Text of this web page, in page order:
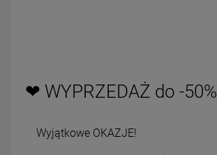
❤ WYPRZEDAŻ do -50%
Wyjątkowe OKAZJE!